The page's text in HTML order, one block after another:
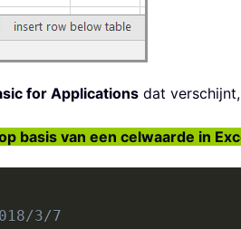
for Applications dat
basis van een celwaarde in
3/7